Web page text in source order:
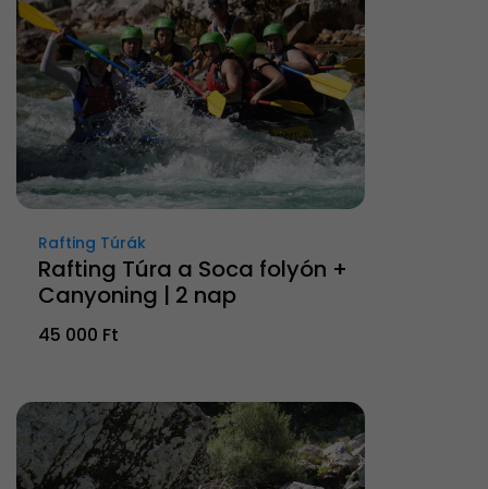
Rafting Túrák
Rafting Túra a Soca folyón +
Canyoning | 2 nap
45 000 Ft